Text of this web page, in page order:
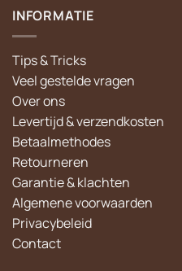
INFORMATIE
Tips & Tricks
Veel gestelde vragen
Over ons
Levertijd & verzendkosten
Betaalmethodes
Retourneren
Garantie & klachten
Algemene voorwaarden
Privacybeleid
Contact